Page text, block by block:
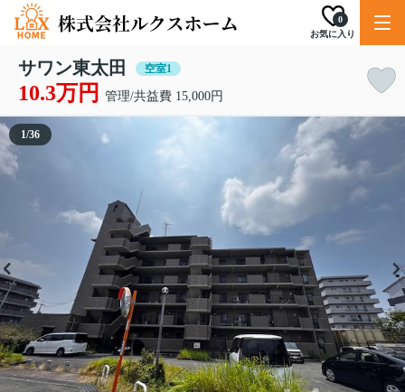
お気に入り
0
サワン東太田 空室1
10.3万円 管理/共益費 15,000円
1/36